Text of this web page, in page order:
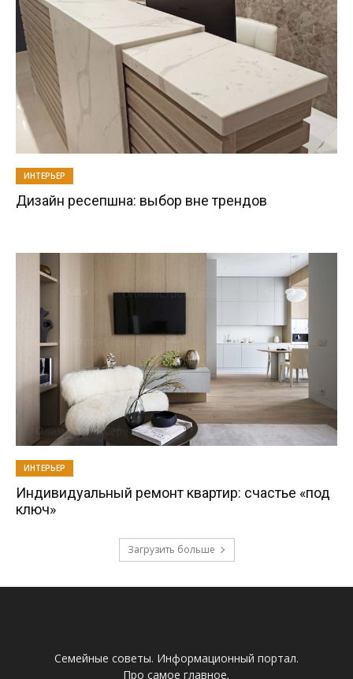
ИНТЕРЬЕР
Дизайн ресепшна: выбор вне трендов
ИНТЕРЬЕР
Индивидуальный ремонт квартир: счастье «под
ключ»
Загрузить больше
Семейные советы. Информационный портал.
Про самое главное.